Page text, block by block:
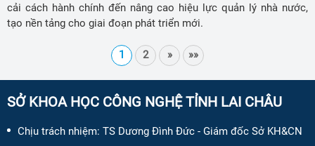
cải cách hành chính đến nâng cao hiệu lực quản lý nhà nước,
tạo nền tảng cho giai đoạn phát triển mới.
1 2 » »»
SỞ KHOA HỌC CÔNG NGHỆ TỈNH LAI CHÂU
Chịu trách nhiệm: TS Dương Đình Đức - Giám đốc Sở KH&CN